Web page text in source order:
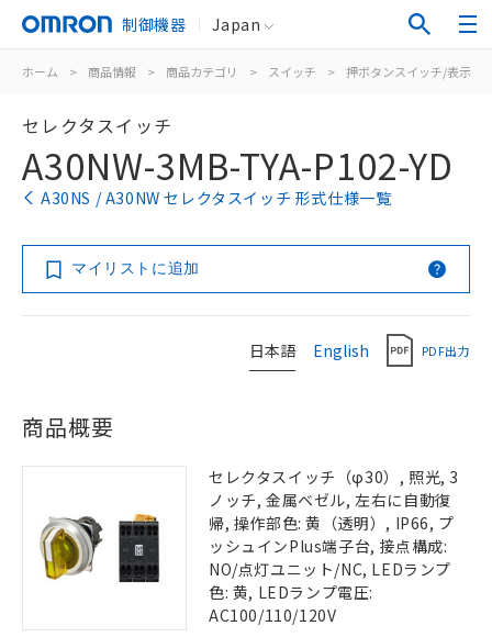
制御機器 Japan
ホーム > 商品情報 > 商品カテゴリ > スイッチ > 押ボタンスイッチ/表示灯
セレクタスイッチ
A30NW-3MB-TYA-P102-YD
A30NS / A30NW セレクタスイッチ 形式仕様一覧
マイリストに追加
日本語 English PDF出力
商品概要
セレクタスイッチ（φ30）, 照光, 3
ノッチ, 金属ベゼル, 左右に自動復
帰, 操作部色: 黄（透明）, IP66, プ
ッシュインPlus端子台, 接点構成:
NO/点灯ユニット/NC, LEDランプ
色: 黄, LEDランプ電圧:
AC100/110/120V